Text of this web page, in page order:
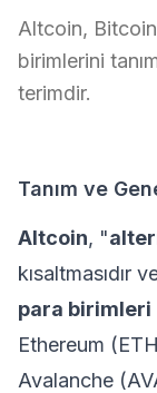
Altcoin,
birimlerini
terimdir.
Tanım ve
Altcoin, "
kısaltmasıdır
para birimleri
Ethereum
Avalanche